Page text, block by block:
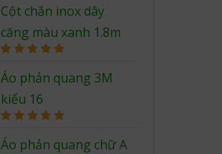
out of 5
Cột chắn inox dây
căng màu xanh 1.8m
out of 5
Áo phản quang 3M
kiểu 16
out of 5
Áo phản quang chữ A